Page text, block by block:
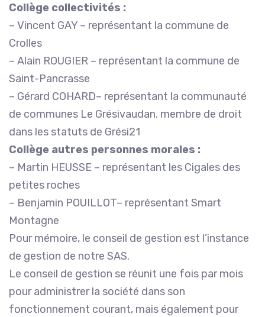
Collège collectivités :
– Vincent GAY – représentant la commune de
Crolles
– Alain ROUGIER – représentant la commune de
Saint-Pancrasse
– Gérard COHARD– représentant la communauté
de communes Le Grésivaudan. membre de droit
dans les statuts de Grési21
Collège autres personnes morales :
– Martin HEUSSE – représentant les Cigales des
petites roches
– Benjamin POUILLOT– représentant Smart
Montagne
Pour mémoire, le conseil de gestion est l’instance
de gestion de notre SAS.
Le conseil de gestion se réunit une fois par mois
pour administrer la société dans son
fonctionnement courant, mais également pour